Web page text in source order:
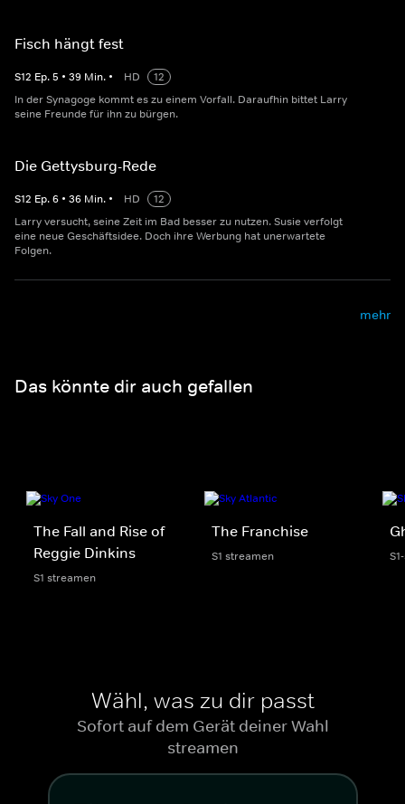
Fisch hängt fest
S12 Ep.5 • 39 Min. • HD
12
In der Synagoge kommt es zu einem Vorfall. Daraufhin bittet Larry
seine Freunde für ihn zu bürgen.
Die Gettysburg-Rede
S12 Ep.6 • 36 Min. • HD
12
Larry versucht, seine Zeit im Bad besser zu nutzen. Susie verfolgt
eine neue Geschäftsidee. Doch ihre Werbung hat unerwartete
Folgen.
mehr
Das könnte dir auch gefallen
The Fall and Rise of
Reggie Dinkins
S1 streamen
The Franchise
S1 streamen
Wähl, was zu dir passt
Sofort auf dem Gerät deiner Wahl
streamen